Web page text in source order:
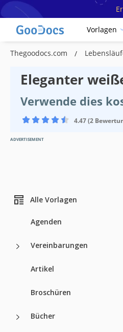
Vorlagen
Thegoodocs.com
Eleganter
Verwende dies
4.47 (2
ADVERTISEMENT
Alle Vorlagen
Agenden
Vereinbarungen
Artikel
Broschüren
Bücher